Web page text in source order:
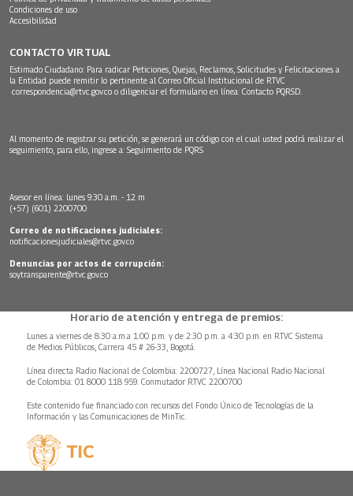
Condiciones de uso
Accesibilidad
CONTACTO VIRTUAL
Estimado Ciudadano: Para radicar Peticiones, Quejas, Reclamos, Solicitudes y Felicitaciones a
la Entidad puede remitir lo pertinente al Correo Oficial Institucional de RTVC
correspondencia@rtvc.gov.co o diligenciar el formulario en línea: Contacto PQRSD.
Al momento de registrar su petición, se generará un código con el cual usted podrá realizar el
seguimiento, para ello, ingrese a: Seguimiento de PQRS
Asesor en línea: lunes 9:30 a.m. - 12 m
(+57) (601) 2200700
Correo de notificaciones judiciales:
notificacionesjudiciales@rtvc.gov.co
Denuncias por actos de corrupción:
soytransparente@rtvc.gov.co
Horario de atención y entrega de premios:
Lunes a viernes de 8:30 a.m.a 1:00 p.m. y de 2:30 p.m. a 4:30 p.m. en RTVC Sistema
de Medios Públicos, Carrera 45 # 26-33, Bogotá.
Línea directa Radio Nacional de Colombia: 2200727, Línea Nacional Radio Nacional
de Colombia: 01 8000 118 959. Conmutador RTVC 2200700
Este contenido fue financiado con recursos del Fondo Único de Tecnologías de la
Información y las Comunicaciones de MinTic.